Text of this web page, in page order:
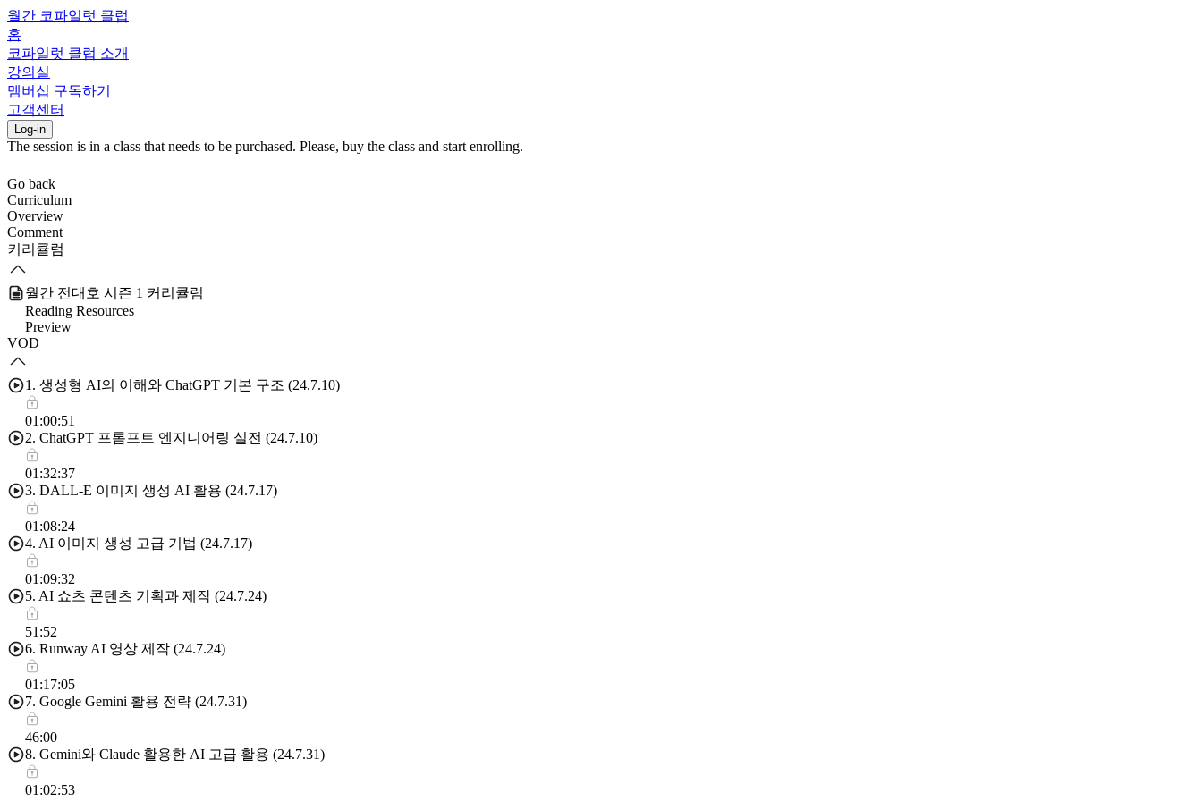
월간 코파일럿 클럽
홈
코파일럿 클럽 소개
강의실
멤버십 구독하기
고객센터
Log-in
The session is in a class that needs to be purchased. Please, buy the class and start enrolling.
Go back
Curriculum
Overview
Comment
커리큘럼
월간 전대호 시즌 1 커리큘럼
Reading Resources
Preview
VOD
1. 생성형 AI의 이해와 ChatGPT 기본 구조 (24.7.10)
01:00:51
2. ChatGPT 프롬프트 엔지니어링 실전 (24.7.10)
01:32:37
3. DALL-E 이미지 생성 AI 활용 (24.7.17)
01:08:24
4. AI 이미지 생성 고급 기법 (24.7.17)
01:09:32
5. AI 쇼츠 콘텐츠 기획과 제작 (24.7.24)
51:52
6. Runway AI 영상 제작 (24.7.24)
01:17:05
7. Google Gemini 활용 전략 (24.7.31)
46:00
8. Gemini와 Claude 활용한 AI 고급 활용 (24.7.31)
01:02:53